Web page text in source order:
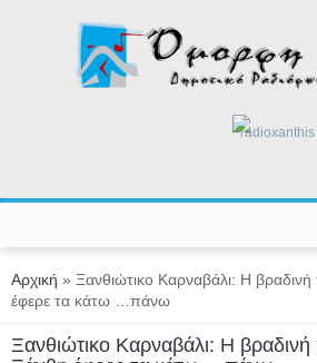
radioxanthis
Είστε εδώ
Αρχική » Ξανθιώτικο Καρναβάλι: Η
έφερε τα κάτω …πάνω
Ξανθιώτικο Καρναβάλι: Η